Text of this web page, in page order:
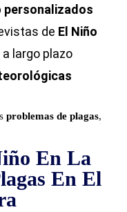
de El Niño
largo plazo
problemas de plagas,
En La
En El